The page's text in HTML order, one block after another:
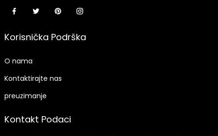
Korisnička Podrška
O nama
Kontaktirajte nas
preuzimanje
Kontakt Podaci